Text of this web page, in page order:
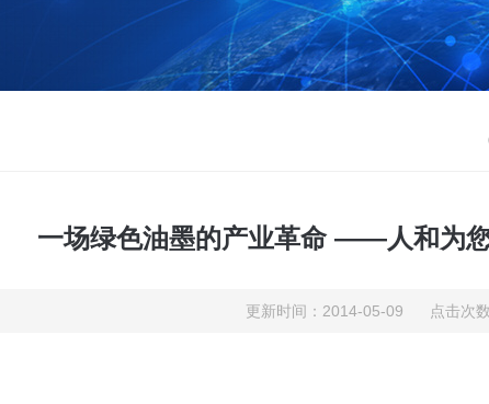
一场绿色油墨的产业革命 ——人和为
更新时间：2014-05-09 点击次